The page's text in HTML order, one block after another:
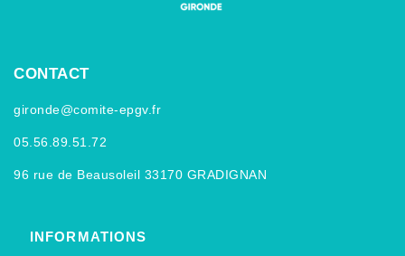
CONTACT
gironde@comite-epgv.fr
05.56.89.51.72
96 rue de Beausoleil 33170 GRADIGNAN
INFORMATIONS